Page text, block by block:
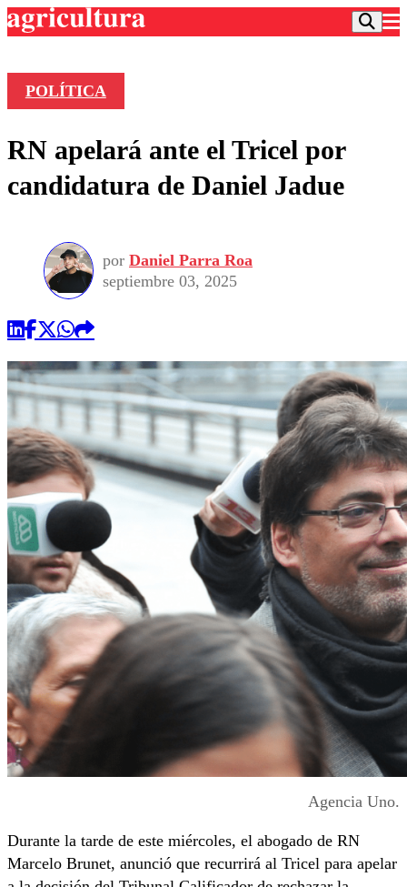
Frecuencias
Agricultura TV
Deportes
Motor
Otros Deportes
Universidad Católica
Universidad de Chile
Dato Practico
Política
Sustentabilidad
Vida Social
Publicaciones en medios
Comercial
POLÍTICA
RN apelará ante el Tricel por
candidatura de Daniel Jadue
por Daniel Parra Roa
septiembre 03, 2025
Agencia Uno.
Durante la tarde de este miércoles, el abogado de RN
Marcelo Brunet, anunció que recurrirá al Tricel para apelar